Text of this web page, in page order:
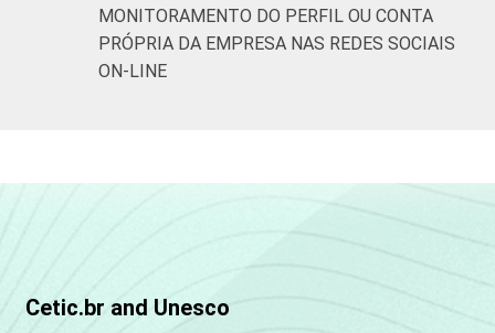
MONITORAMENTO DO PERFIL OU CONTA
PRÓPRIA DA EMPRESA NAS REDES SOCIAIS
ON-LINE
Cetic.br and Unesco